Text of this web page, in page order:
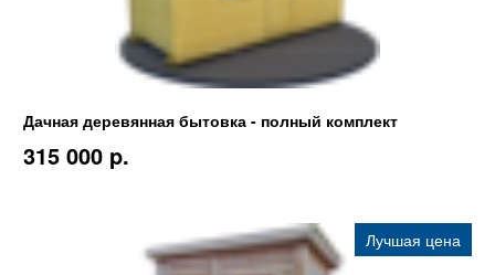
Дачная деревянная бытовка - полный комплект
315 000 p.
Лучшая цена